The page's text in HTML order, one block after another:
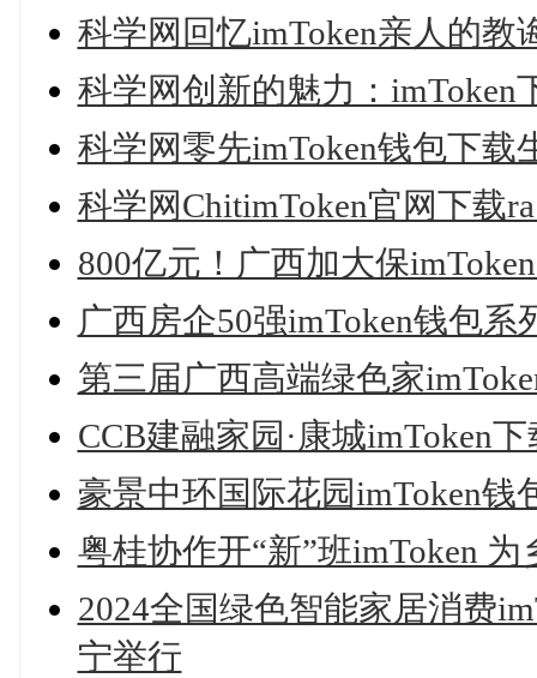
科学网回忆imToken亲人的教
科学网创新的魅力：imToken
科学网零先imToken钱包下载
科学网ChitimToken官网下载
800亿元！广西加大保
广西房企50强imToken钱包系
第三届广西高端绿色家
CCB建融家园·康城imToken
豪景中环国际花园imToken钱
粤桂协作开“新”班imToken 为
2024全国绿色智能家居消费
宁举行